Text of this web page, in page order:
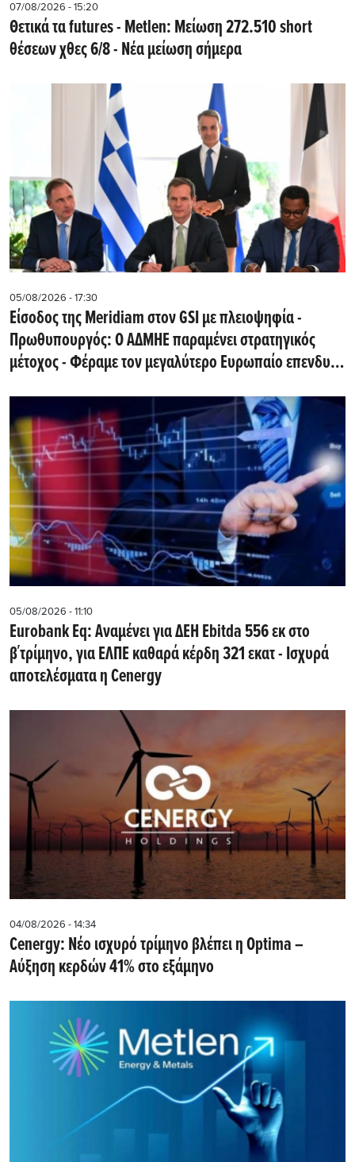
07/08/2026 - 15:20
Θετικά τα futures - Metlen: Μείωση 272.510 short
θέσεων χθες 6/8 - Νέα μείωση σήμερα
05/08/2026 - 17:30
Eίσοδος της Meridiam στον GSI με πλειοψηφία -
Πρωθυπουργός: Ο ΑΔΜΗΕ παραμένει στρατηγικός
μέτοχος - Φέραμε τον μεγαλύτερο Ευρωπαίο επενδυτή
05/08/2026 - 11:10
Eurobank Eq: Αναμένει για ΔΕΗ Εbitda 556 εκ στο
β΄τρίμηνο, για ΕΛΠΕ καθαρά κέρδη 321 εκατ - Ισχυρά
αποτελέσματα η Cenergy
04/08/2026 - 14:34
Cenergy: Νέο ισχυρό τρίμηνο βλέπει η Optima –
Αύξηση κερδών 41% στο εξάμηνο